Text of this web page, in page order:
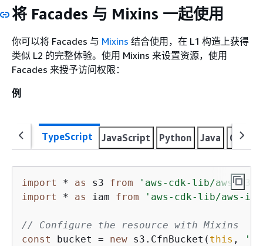
将 Facades 与 Mixins 一起使用
你可以将 Facades 与 Mixins 结合使用，在 L1 构造上获得
类似 L2 的完整体验。使用 Mixins 来设置资源，使用
Facades 来授予访问权限：
例
TypeScript JavaScript Python Java C#
import * as s3 from 'aws-cdk-lib/aws-s3'
import
* as iam from 'aws-cdk-lib/aws-
// Configure the resource with Mixins
const
bucket = new s3.CfnBucket( this ,